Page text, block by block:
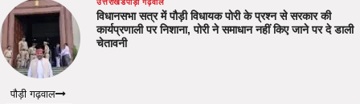
उत्तराखंडपौड़ी गढ़वाल
विधानसभा सत्र में पौड़ी विधायक पोरी के प्रश्न से सरकार की
कार्यप्रणाली पर निशाना, पोरी ने समाधान नहीं किए जाने पर दे डाली
चेतावनी
पौड़ी गढ़वाल